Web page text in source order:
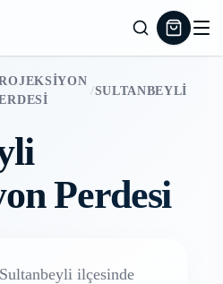
/SULTANBEYLI
Perdesi
Sultanbeyli ilçesinde